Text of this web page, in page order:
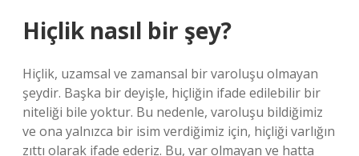
Hiçlik nasıl bir şey?
Hiçlik, uzamsal ve zamansal bir varoluşu olmayan
şeydir. Başka bir deyişle, hiçliğin ifade edilebilir bir
niteliği bile yoktur. Bu nedenle, varoluşu bildiğimiz
ve ona yalnızca bir isim verdiğimiz için, hiçliği varlığın
zıttı olarak ifade ederiz. Bu, var olmayan ve hatta